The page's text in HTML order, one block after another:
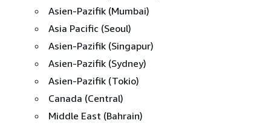
Asien-Pazifik (Mumbai)
Asia Pacific (Seoul)
Asien-Pazifik (Singapur)
Asien-Pazifik (Sydney)
Asien-Pazifik (Tokio)
Canada (Central)
Middle East (Bahrain)